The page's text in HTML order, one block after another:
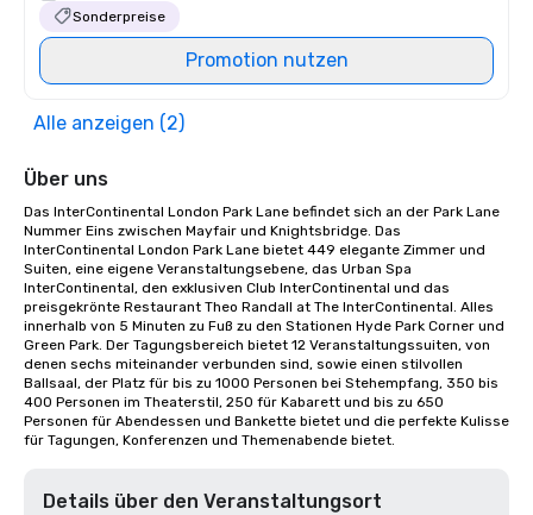
Sonderpreise
Promotion nutzen
Alle anzeigen (2)
Über uns
Das InterContinental London Park Lane befindet sich an der Park Lane
Nummer Eins zwischen Mayfair und Knightsbridge. Das
InterContinental London Park Lane bietet 449 elegante Zimmer und
Suiten, eine eigene Veranstaltungsebene, das Urban Spa
InterContinental, den exklusiven Club InterContinental und das
preisgekrönte Restaurant Theo Randall at The InterContinental. Alles
innerhalb von 5 Minuten zu Fuß zu den Stationen Hyde Park Corner und
Green Park. Der Tagungsbereich bietet 12 Veranstaltungssuiten, von
denen sechs miteinander verbunden sind, sowie einen stilvollen
Ballsaal, der Platz für bis zu 1000 Personen bei Stehempfang, 350 bis
400 Personen im Theaterstil, 250 für Kabarett und bis zu 650
Personen für Abendessen und Bankette bietet und die perfekte Kulisse
für Tagungen, Konferenzen und Themenabende bietet.
Details über den Veranstaltungsort